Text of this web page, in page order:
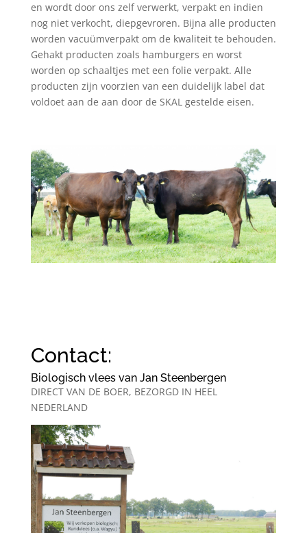
en wordt door ons zelf verwerkt, verpakt en indien
nog niet verkocht, diepgevroren. Bijna alle producten
worden vacuümverpakt om de kwaliteit te behouden.
Gehakt producten zoals hamburgers en worst
worden op schaaltjes met een folie verpakt. Alle
producten zijn voorzien van een duidelijk label dat
voldoet aan de aan door de SKAL gestelde eisen.
Contact:
Biologisch vlees van Jan Steenbergen
DIRECT VAN DE BOER, BEZORGD IN HEEL
NEDERLAND